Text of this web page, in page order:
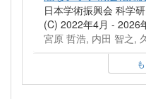
日本学術振興会 科学
(C) 2022年4月 - 2026
宮原 哲浩, 内田 智之,